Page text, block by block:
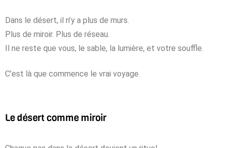
Dans le désert, il n’y a plus de murs.
Plus de miroir. Plus de réseau.
Il ne reste que vous, le sable, la lumière, et votre souffle.
C’est là que commence le vrai voyage.
Le désert comme miroir